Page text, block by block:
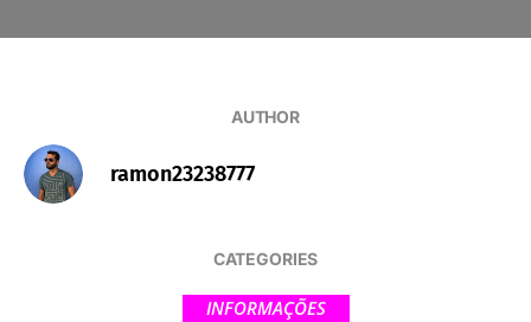
AUTHOR
ramon23238777
CATEGORIES
INFORMAÇÕES